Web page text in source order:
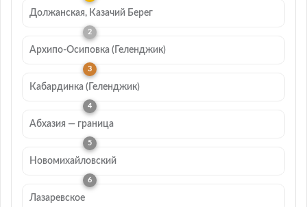
Должанская, Казачий Берег
Архипо-Осиповка (Геленджик)
Кабардинка (Геленджик)
Абхазия — граница
Новомихайловский
Лазаревское